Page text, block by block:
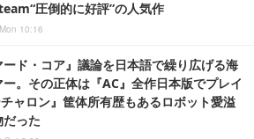
圧倒的に好評”の人気作
10:16
ード・コア』議論を日本語で繰り広げる海
。その正体は『AC』全作日本版でプレイ
ャロン』筐体所有歴もあるロボット愛溢
った